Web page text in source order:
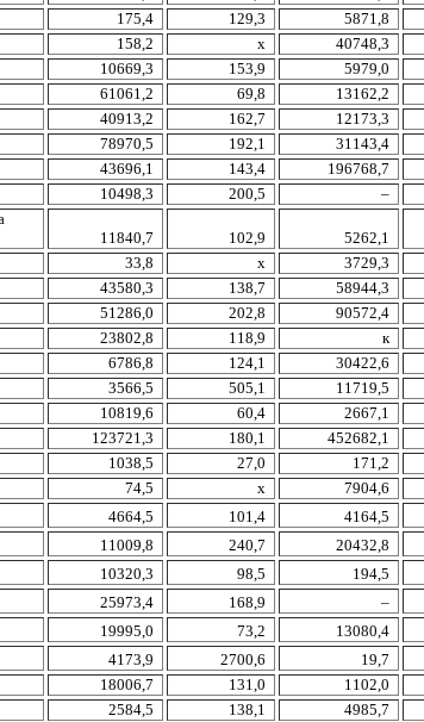
175,4 129,3 5871,8
158,2 х 40748,3
10669,3 153,9 5979,0
61061,2 69,8 13162,2
40913,2 162,7 12173,3
78970,5 192,1 31143,4
43696,1 143,4 196768,7
10498,3 200,5 –
11840,7 102,9 5262,1
33,8 х 3729,3
43580,3 138,7 58944,3
51286,0 202,8 90572,4
23802,8 118,9 к
6786,8 124,1 30422,6
3566,5 505,1 11719,5
10819,6 60,4 2667,1
123721,3 180,1 452682,1
1038,5 27,0 171,2
74,5 х 7904,6
4664,5 101,4 4164,5
11009,8 240,7 20432,8
10320,3 98,5 194,5
25973,4 168,9 –
19995,0 73,2 13080,4
4173,9 2700,6 19,7
18006,7 131,0 1102,0
2584,5 138,1 4985,7